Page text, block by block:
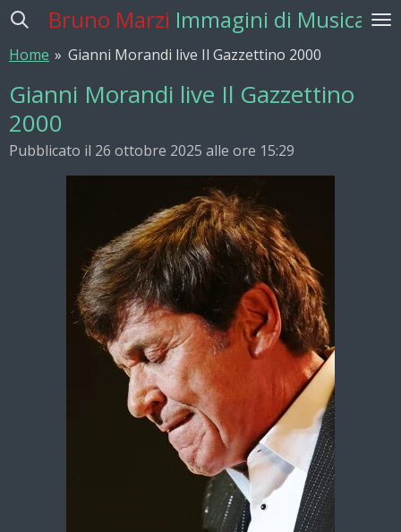
Vai
contenuto
Bruno Marzi Immagini di Musica
Home » Gianni Morandi live Il Gazzettino 2000
Gianni Morandi live Il Gazzettino
2000
Pubblicato il 26 ottobre 2025 alle ore 15:29